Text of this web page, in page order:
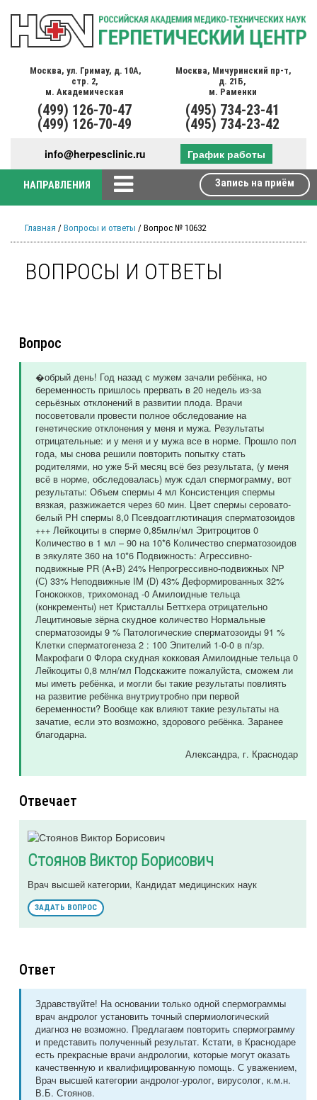
Москва, ул. Гримау, д. 10А,
стр. 2,
м. Академическая
(499) 126-70-47
(499) 126-70-49
Москва, Мичуринский пр-т,
д. 21Б,
м. Раменки
(495) 734-23-41
(495) 734-23-42
info@herpesclinic.ru График работы
НАПРАВЛЕНИЯ Запись на приём
Главная / Вопросы и ответы / Вопрос № 10632
ВОПРОСЫ И ОТВЕТЫ
Вопрос
�обрый день! Год назад с мужем зачали ребёнка, но
беременность пришлось прервать в 20 недель из-за
серьёзных отклонений в развитии плода. Врачи
посоветовали провести полное обследование на
генетические отклонения у меня и мужа. Результаты
отрицательные: и у меня и у мужа все в норме. Прошло пол
года, мы снова решили повторить попытку стать
родителями, но уже 5-й месяц всё без результата, (у меня
всё в норме, обследовалась) муж сдал спермограмму, вот
результаты: Объем спермы 4 мл Консистенция спермы
вязкая, разжижается через 60 мин. Цвет спермы серовато-
белый PH спермы 8,0 Псевдоагглютинация сперматозоидов
+++ Лейкоциты в сперме 0,85млн/мл Эритроцитов 0
Количество в 1 мл – 90 на 10*6 Количество сперматозоидов
в эякуляте 360 на 10*6 Подвижность: Агрессивно-
подвижные PR (A+B) 24% Непрогрессивно-подвижных NP
(С) 33% Неподвижные IM (D) 43% Деформированных 32%
Гонококков, трихомонад -0 Амилоидные тельца
(конкременты) нет Кристаллы Беттхера отрицательно
Лецитиновые зёрна скудное количество Нормальные
сперматозоиды 9 % Патологические сперматозоиды 91 %
Клетки сперматогенеза 2 : 100 Эпителий 1-0-0 в п/зр.
Макрофаги 0 Флора скудная кокковая Амилоидные тельца 0
Лейкоциты 0,8 млн/мл Подскажите пожалуйста, сможем ли
мы иметь ребёнка, и могли бы такие результаты повлиять
на развитие ребёнка внутриутробно при первой
беременности? Вообще как влияют такие результаты на
зачатие, если это возможно, здорового ребёнка. Заранее
благодарна.
Александра, г. Краснодар
Отвечает
Стоянов Виктор Борисович
Врач высшей категории, Кандидат медицинских наук
ЗАДАТЬ ВОПРОС
Ответ
Здравствуйте! На основании только одной спермограммы
врач андролог установить точный спермиологический
диагноз не возможно. Предлагаем повторить спермограмму
и представить полученный результат. Кстати, в Краснодаре
есть прекрасные врачи андрологии, которые могут оказать
качественную и квалифицированную помощь. С уважением,
Врач высшей категории андролог-уролог, вирусолог, к.м.н.
В.Б. Стоянов.